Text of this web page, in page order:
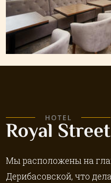
Мы расположены на
Дерибасовской, что